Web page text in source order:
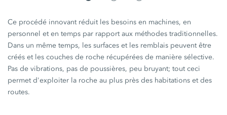
Ce procédé innovant réduit les besoins en machines, en
personnel et en temps par rapport aux méthodes traditionnelles.
Dans un même temps, les surfaces et les remblais peuvent être
créés et les couches de roche récupérées de manière sélective.
Pas de vibrations, pas de poussières, peu bruyant; tout ceci
permet d'exploiter la roche au plus près des habitations et des
routes.